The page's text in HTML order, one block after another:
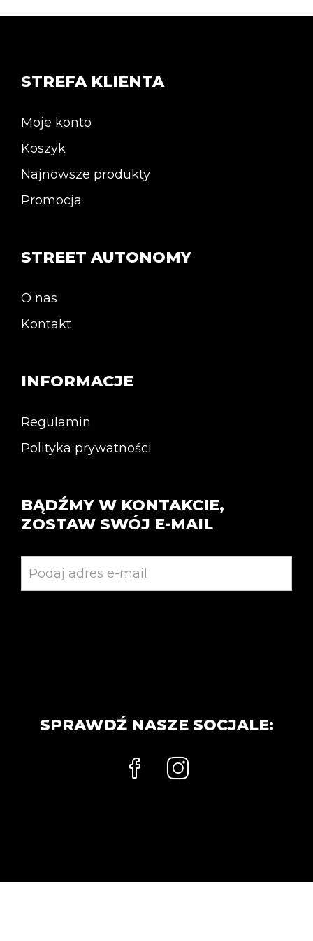
wariantów.
produktu
wariantów.
STREFA KLIENTA
Moje konto
Koszyk
Najnowsze produkty
Promocja
STREET AUTONOMY
O nas
Kontakt
INFORMACJE
Regulamin
Polityka prywatności
BĄDŹMY W KONTAKCIE,
ZOSTAW SWÓJ E-MAIL
SPRAWDŹ NASZE SOCJALE: